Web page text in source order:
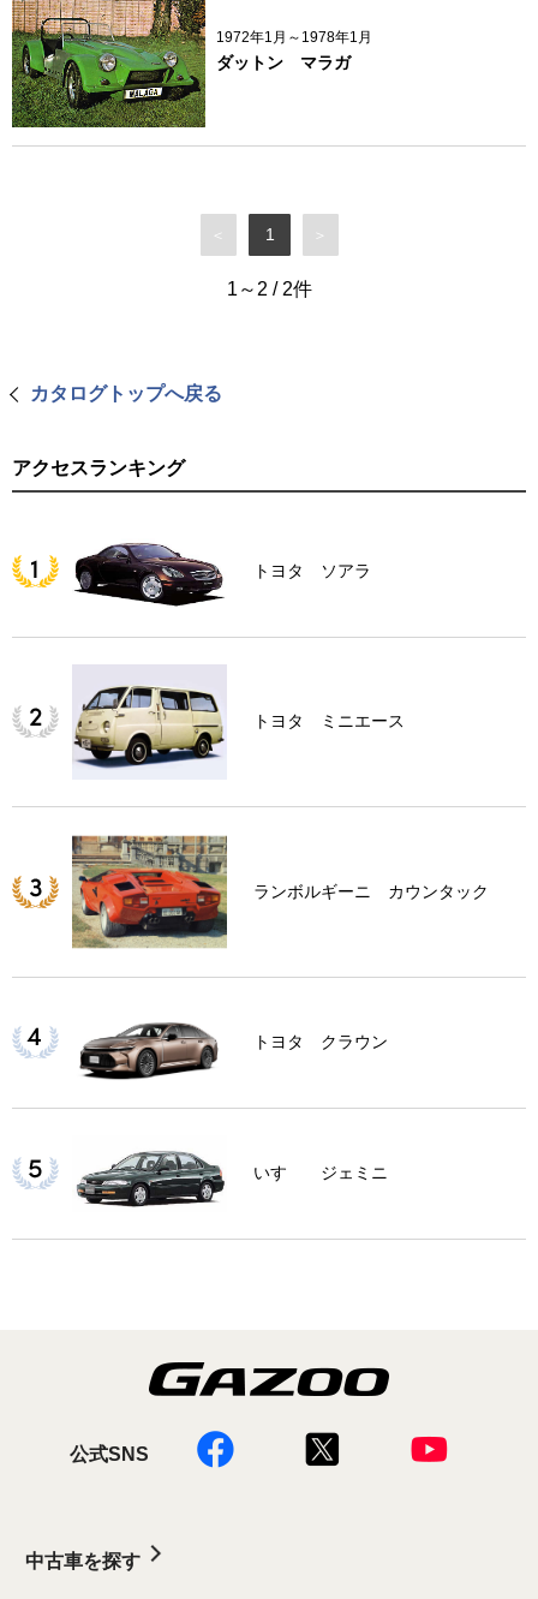
1972年1月～1978年1月
ダットン マラガ
＜ 1 ＞
1～2 / 2件
カタログトップへ戻る
アクセスランキング
トヨタ ソアラ
トヨタ ミニエース
ランボルギーニ カウンタック
トヨタ クラウン
いすゞ ジェミニ
公式SNS
中古車を探す